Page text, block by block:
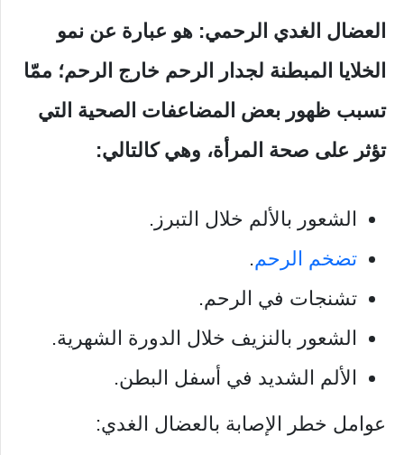
العضال الغدي الرحمي: هو عبارة عن نمو
الخلايا المبطنة لجدار الرحم خارج الرحم؛ ممّا
تسبب ظهور بعض المضاعفات الصحية التي
تؤثر على صحة المرأة، وهي كالتالي:
الشعور بالألم خلال التبرز.
تضخم الرحم.
تشنجات في الرحم.
الشعور بالنزيف خلال الدورة الشهرية.
الألم الشديد في أسفل البطن.
عوامل خطر الإصابة بالعضال الغدي: